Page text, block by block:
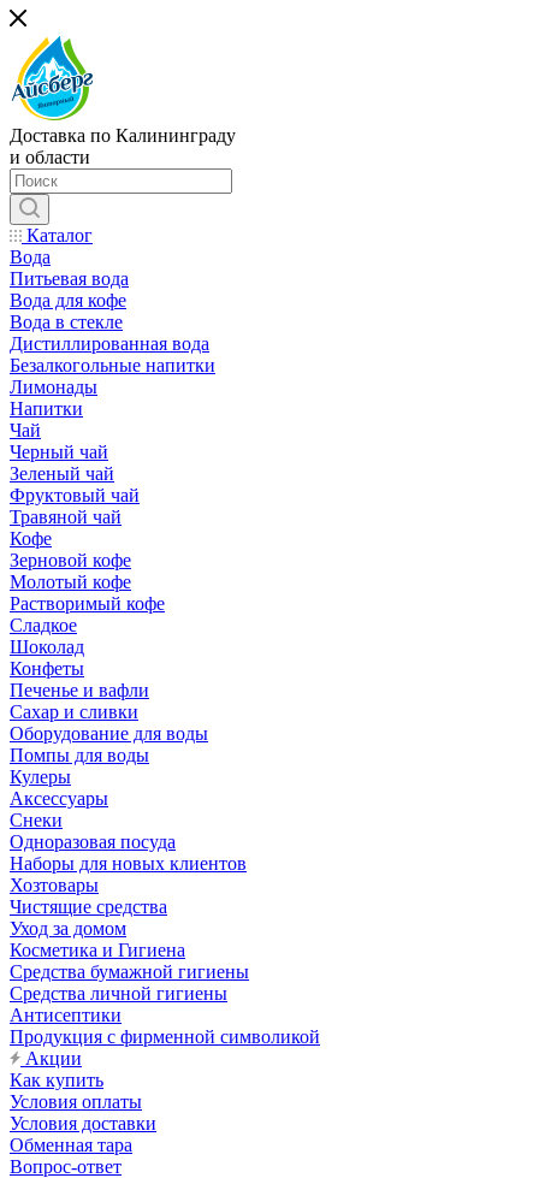
Доставка по Калининграду
и области
Каталог
Вода
Питьевая вода
Вода для кофе
Вода в стекле
Дистиллированная вода
Безалкогольные напитки
Лимонады
Напитки
Чай
Черный чай
Зеленый чай
Фруктовый чай
Травяной чай
Кофе
Зерновой кофе
Молотый кофе
Растворимый кофе
Сладкое
Шоколад
Конфеты
Печенье и вафли
Сахар и сливки
Оборудование для воды
Помпы для воды
Кулеры
Аксессуары
Снеки
Одноразовая посуда
Наборы для новых клиентов
Хозтовары
Чистящие средства
Уход за домом
Косметика и Гигиена
Средства бумажной гигиены
Средства личной гигиены
Антисептики
Продукция с фирменной символикой
Акции
Как купить
Условия оплаты
Условия доставки
Обменная тара
Вопрос-ответ